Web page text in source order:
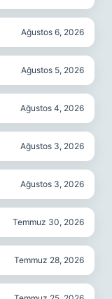
Ağustos 6, 2026
Ağustos 5, 2026
Ağustos 4, 2026
Ağustos 3, 2026
Ağustos 3, 2026
Temmuz 30, 2026
Temmuz 28, 2026